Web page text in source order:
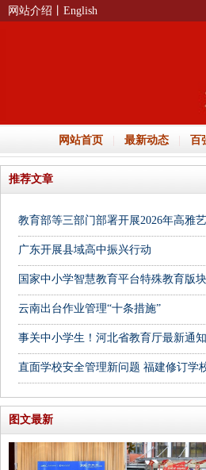
网站介绍 丨English
网站首页 最新动态 百
推荐文章
教育部等三部门部署开展2026年高雅
广东开展县域高中振兴行动
国家中小学智慧教育平台特殊教育版
云南出台作业管理“十条措施”
事关中小学生！河北省教育厅最新通知
直面学校安全管理新问题 福建修订学
图文最新